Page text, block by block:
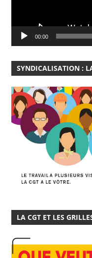
00:00
SYNDICALISATION :
LA CGT ET LES